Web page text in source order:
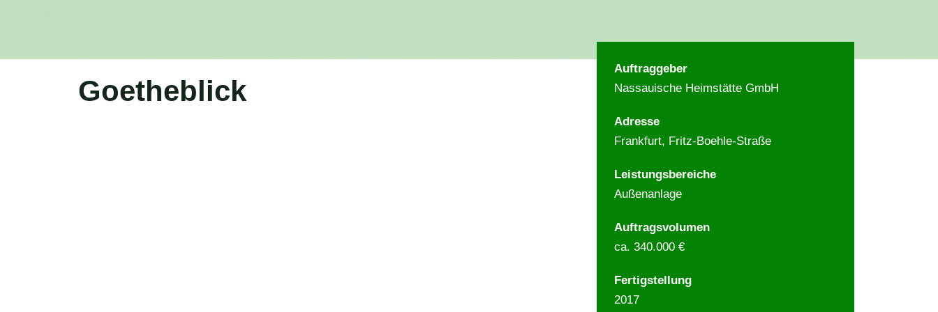
Goetheblick
Auftraggeber
Nassauische Heimstätte GmbH
Adresse
Frankfurt, Fritz-Boehle-Straße
Leistungsbereiche
Außenanlage
Auftragsvolumen
ca. 340.000 €
Fertigstellung
2017